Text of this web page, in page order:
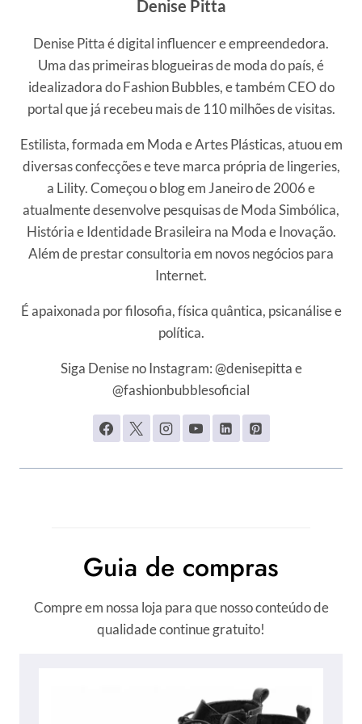
Denise Pitta
Denise Pitta é digital influencer e empreendedora.
Uma das primeiras blogueiras de moda do país, é
idealizadora do Fashion Bubbles, e também CEO do
portal que já recebeu mais de 110 milhões de visitas.
Estilista, formada em Moda e Artes Plásticas, atuou em
diversas confecções e teve marca própria de lingeries,
a Lility. Começou o blog em Janeiro de 2006 e
atualmente desenvolve pesquisas de Moda Simbólica,
História e Identidade Brasileira na Moda e Inovação.
Além de prestar consultoria em novos negócios para
Internet.
É apaixonada por filosofia, física quântica, psicanálise e
política.
Siga Denise no Instagram: @denisepitta e
@fashionbubblesoficial
Guia de compras
Compre em nossa loja para que nosso conteúdo de
qualidade continue gratuito!